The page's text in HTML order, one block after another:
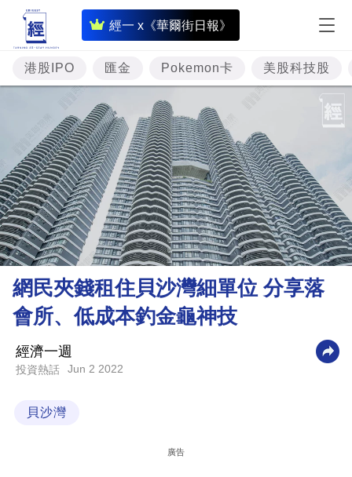
經一 x《華爾街日報》
即
時
財
經
專
題
投
資
樓
市
理
財
商
科
港股IPO 匯金 Pokemon卡 美股科技股
網民夾錢租住貝沙灣細單位 分享落
會所、低成本釣金龜神技
經濟一週
投資熱話 Jun 2 2022
貝沙灣
廣告